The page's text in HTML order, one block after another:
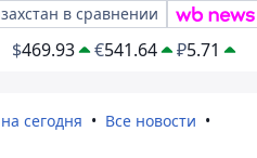
в сравнении
$469.93 €541.64 ₽5.71
сегодня
Все новости